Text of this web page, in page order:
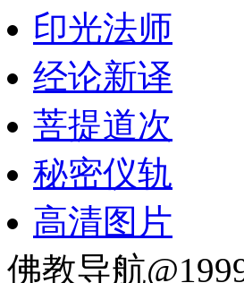
印光法师
经论新译
菩提道次
秘密仪轨
高清图片
佛教导航